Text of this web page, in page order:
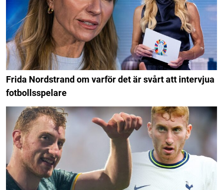
Frida Nordstrand om varför det är svårt att intervjua
fotbollsspelare